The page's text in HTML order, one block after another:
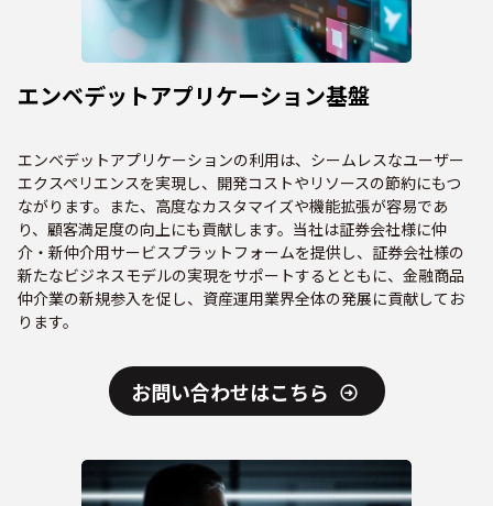
エンベデットアプリケーション基盤
エンベデットアプリケーションの利用は、シームレスなユーザー
エクスペリエンスを実現し、開発コストやリソースの節約にもつ
ながります。また、高度なカスタマイズや機能拡張が容易であ
り、顧客満足度の向上にも貢献します。当社は証券会社様に仲
介・新仲介用サービスプラットフォームを提供し、証券会社様の
新たなビジネスモデルの実現をサポートするとともに、金融商品
仲介業の新規参入を促し、資産運用業界全体の発展に貢献してお
ります。
お問い合わせはこちら